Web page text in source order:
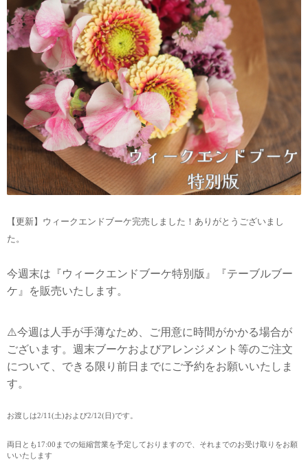
【更新】ウィークエンドブーケ完売しました！ありがとうございまし
た。
今週末は『ウィークエンドブーケ特別版』『テーブルブー
ケ』を販売いたします。
⚠️今週は人手が手薄なため、ご用意に時間がかかる場合が
ございます。週末ブーケおよびアレンジメント等のご注文
について、できる限り前日までにご予約をお願いいたしま
す。
お渡しは2/11(土)および2/12(日)です。
両日とも17:00までの短縮営業を予定しておりますので、それまでのお受け取りをお願
いいたします